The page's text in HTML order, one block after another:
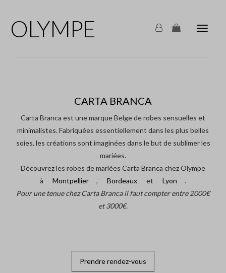
Olympe
OLYMPE
CARTA BRANCA
Carta Branca est une marque Belge de robes sensuelles et
minimalistes. Fabriquées essentiellement dans les plus belles
soies, les créations sont imaginées dans le but de sublimer les
mariées.
Découvrez les robes de mariées Carta Branca chez Olympe
à
Montpellier , Bordeaux et Lyon
.
Pour une tenue chez Carta Branca il faut compter entre 2000€
et 3000€.
Prendre rendez-vous